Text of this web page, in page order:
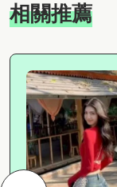
相關推薦